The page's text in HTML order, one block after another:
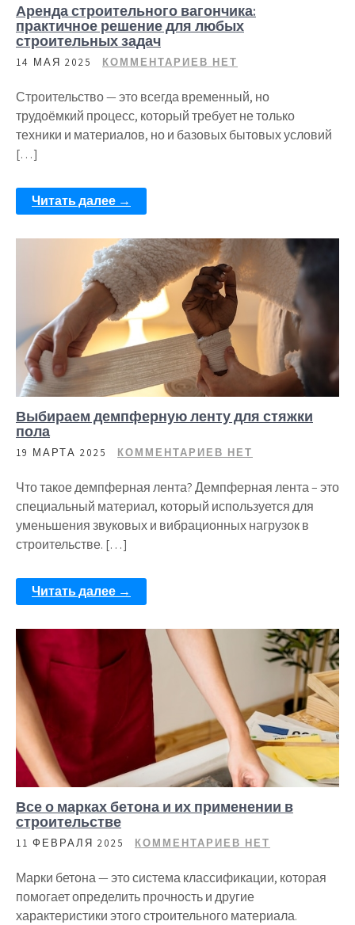
Аренда строительного вагончика:
практичное решение для любых
строительных задач
14 МАЯ 2025 КОММЕНТАРИЕВ НЕТ
Строительство — это всегда временный, но
трудоёмкий процесс, который требует не только
техники и материалов, но и базовых бытовых условий
[…]
Читать далее →
Выбираем демпферную ленту для стяжки
пола
19 МАРТА 2025 КОММЕНТАРИЕВ НЕТ
Что такое демпферная лента? Демпферная лента – это
специальный материал, который используется для
уменьшения звуковых и вибрационных нагрузок в
строительстве. […]
Читать далее →
Все о марках бетона и их применении в
строительстве
11 ФЕВРАЛЯ 2025 КОММЕНТАРИЕВ НЕТ
Марки бетона — это система классификации, которая
помогает определить прочность и другие
характеристики этого строительного материала.